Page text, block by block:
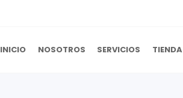
INICIO NOSOTROS SERVICIOS TIENDA